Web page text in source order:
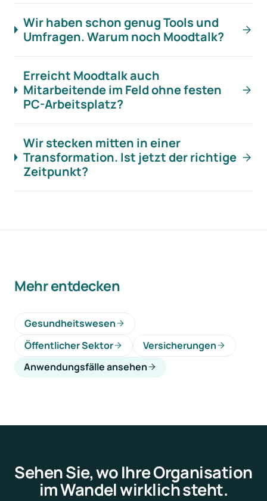
Wir haben schon genug Tools und
Umfragen. Warum noch Moodtalk?
Erreicht Moodtalk auch
Mitarbeitende im Feld ohne festen
PC-Arbeitsplatz?
Wir stecken mitten in einer
Transformation. Ist jetzt der richtige
Zeitpunkt?
Mehr entdecken
Gesundheitswesen
Öffentlicher Sektor
Versicherungen
Anwendungsfälle ansehen
Sehen Sie, wo Ihre Organisation
im Wandel wirklich steht.